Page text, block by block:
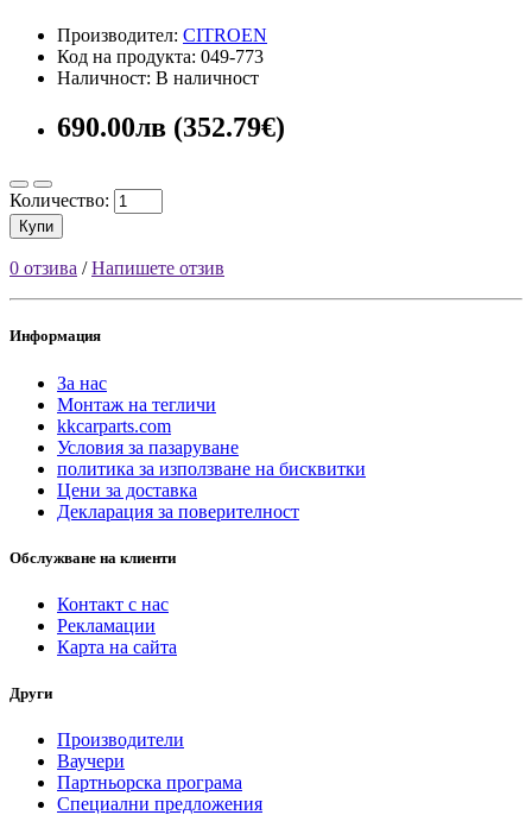
Производител: CITROEN
Код на продукта: 049-773
Наличност: В наличност
690.00лв (352.79€)
Количество:
Купи
0 отзива /Напишете отзив
Информация
За нас
Монтаж на тегличи
kkcarparts.com
Условия за пазаруване
политика за използване на бисквитки
Цени за доставка
Декларация за поверителност
Обслужване на клиенти
Контакт с нас
Рекламации
Карта на сайта
Други
Производители
Ваучери
Партньорска програма
Специални предложения